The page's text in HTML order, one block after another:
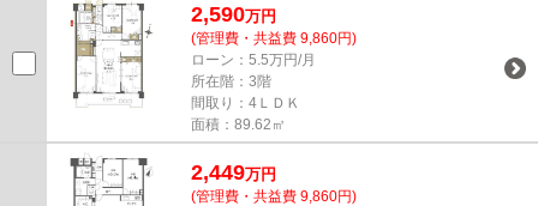
2,590万円
(管理費・共益費 9,860円)
ローン：5.5万円/月
所在階：3階
間取り：4ＬＤＫ
面積：89.62㎡
2,449万円
(管理費・共益費 9,860円)